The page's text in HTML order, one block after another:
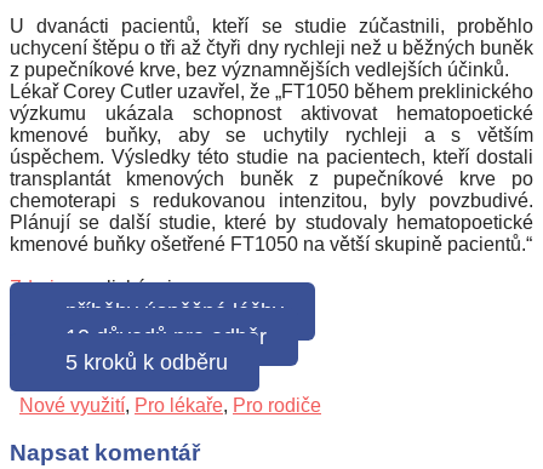
U dvanácti pacientů, kteří se studie zúčastnili, proběhlo
uchycení štěpu o tři až čtyři dny rychleji než u běžných buněk
z pupečníkové krve, bez významnějších vedlejších účinků.
Lékař Corey Cutler uzavřel, že „FT1050 během preklinického
výzkumu ukázala schopnost aktivovat hematopoetické
kmenové buňky, aby se uchytily rychleji a s větším
úspěchem. Výsledky této studie na pacientech, kteří dostali
transplantát kmenových buněk z pupečníkové krve po
chemoterapi s redukovanou intenzitou, byly povzbudivé.
Plánují se další studie, které by studovaly hematopoetické
kmenové buňky ošetřené FT1050 na větší skupině pacientů.“
Zdrojv anglickém jazyce.
příběhy úspěšné léčby
10 důvodů pro odběr
5 kroků k odběru
Nové využití, Pro lékaře, Pro rodiče
Napsat komentář